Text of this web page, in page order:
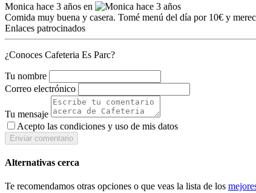
Monica hace 3 años en
Comida muy buena y casera. Tomé menú del día por 10€ y
Enlaces patrocinados
¿Conoces Cafeteria Es Parc?
Tu nombre
Correo electrónico
Tu mensaje
Acepto las condiciones y uso de mis datos
Enviar comentario
Alternativas cerca
Te recomendamos otras opciones o que veas la lista de los